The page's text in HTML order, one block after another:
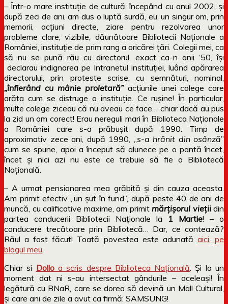
– Într-o mare instituție de cultură, începând cu anul 2002, și
după zeci de ani, am dus o luptă surdă, eu, un singur om, prin
memorii, acțiuni directe, ziare pentru rezolvarea unor
probleme clare, vizibile, dăunătoare Bibliotecii Naționale a
României, instituție de prim rang a oricărei țări. Colegii mei, ca
să nu se pună rău cu directorul, exact ca-n anii ‘50, își
declarau indignarea pe Intranetul instituției, luând apărarea
directorului, prin proteste scrise, cu semnături, nominal,
„înfierând cu mânie proletară”acțiunile unei colege care
arăta cum se distruge o instituție. Ce rușine! În particular,
multe colege ziceau că nu aveau ce face… chiar dacă au pus
la zid un om corect! Erau nereguli mari în Biblioteca Naționale
a României care s-a prăbușit după 1990. Timp de
aproximativ zece ani, după 1990, „ s-a hrănit din osânză”
cum se spune, apoi a început să alunece pe o pantă încet,
încet și nici azi nu este ce trebuie să fie o Bibliotecă
Națională.
– A urmat pensionarea mea grăbită și din cauza aceasta.
Am primit efectiv „un șut în fund”, după peste 40 de ani de
muncă, cu calificative maxime, am primit mărțișorul viețiidin
partea conducerii Bibliotecii Naționale la 1 Martie! – o
conducere trecătoare prin Bibliotecă… Dar, ce contează?
Răul a fost făcut! Toată povestea este adunată aici, pe
blogul meu
Chiar si Dollo a scris despre Biblioteca Națională . Și la un
moment dat ni s-au intersectat gândurile – aceleași! În
legătură cu BNaR, care se dorea să devină un Mall Cultural,
și care ani de zile a avut ca firmă: SAMSUNG!